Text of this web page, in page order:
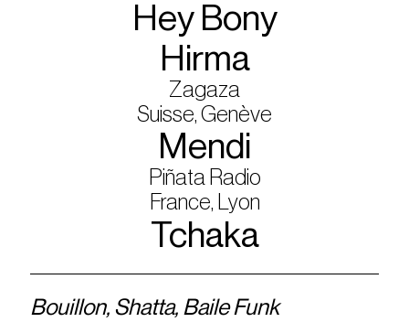
Hey Bony
Hirma
Zagaza
Suisse, Genève
Mendi
Piñata Radio
France, Lyon
Tchaka
Bouillon, Shatta, Baile Funk